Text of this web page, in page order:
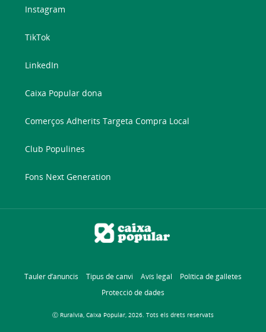
Instagram
TikTok
LinkedIn
Caixa Popular dona
Comerços Adherits Targeta Compra Local
Club Populines
Fons Next Generation
Tauler d’anuncis Tipus de canvi Avís legal
Política de galletes
Protecció de dades
Ⓒ Ruralvía, Caixa Popular, 2026. Tots els drets reservats